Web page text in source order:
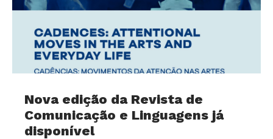
Nova edição da Revista de
Comunicação e Linguagens já
disponível